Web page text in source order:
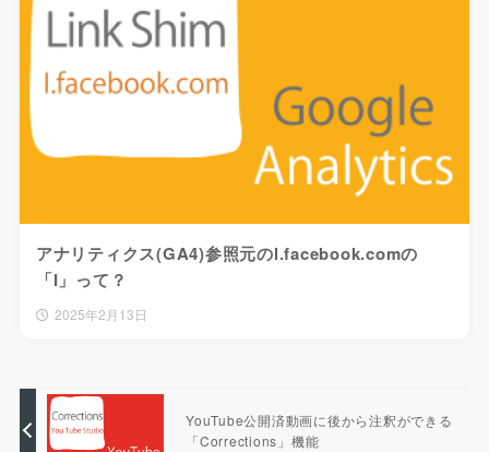
アナリティクス(GA4)参照元のl.facebook.comの
「I」って？
2025年2月13日
YouTube公開済動画に後から注釈ができる
「Corrections」機能